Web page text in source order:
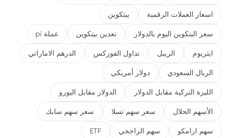
اسعار العملات الرقمية بيتكوين
سعر البتكوين اليوم بالدولار تعدين بيتكوين عملة pi
ايثريوم الريبل تداول الفوركس الدرهم الاماراتي
الريال السعودي دولار أمريكي
الليرة التركية مقابل الدولار الدولار مقابل اليورو
الأسهم الحلال سعر سهم تسلا سعر سهم سابك
سهم ارامكو سهم الراجحي ETF